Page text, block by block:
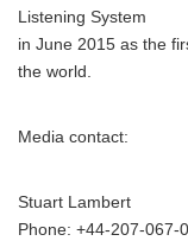
Listening System
in June 2015 as the
the world.
Media contact:
Stuart Lambert
Phone: +44-207-067-